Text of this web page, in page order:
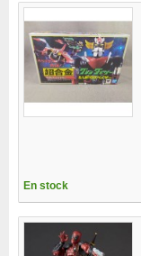
En stock